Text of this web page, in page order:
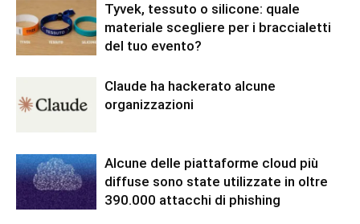
Tyvek, tessuto o silicone: quale
materiale scegliere per i braccialetti
del tuo evento?
Claude ha hackerato alcune
organizzazioni
Alcune delle piattaforme cloud più
diffuse sono state utilizzate in oltre
390.000 attacchi di phishing